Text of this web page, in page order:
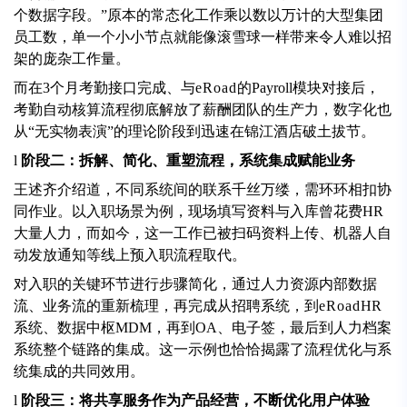
个数据字段。”原本的常态化工作乘以数以万计的大型集团
员工数，单一个小小节点就能像滚雪球一样带来令人难以招
架的庞杂工作量。
而在3个月考勤接口完成、与eRoad的Payroll模块对接后，
考勤自动核算流程彻底解放了薪酬团队的生产力，数字化也
从“无实物表演”的理论阶段到迅速在锦江酒店破土拔节。
l 阶段二：拆解、简化、重塑流程，系统集成赋能业务
王述齐介绍道，不同系统间的联系千丝万缕，需环环相扣协
同作业。以入职场景为例，现场填写资料与入库曾花费HR
大量人力，而如今，这一工作已被扫码资料上传、机器人自
动发放通知等线上预入职流程取代。
对入职的关键环节进行步骤简化，通过人力资源内部数据
流、业务流的重新梳理，再完成从招聘系统，到 eRoadHR
系统、数据中枢MDM，再到OA、电子签，最后到人力档案
系统整个链路的集成。这一示例也恰恰揭露了流程优化与系
统集成的共同效用。
l 阶段三：将共享服务作为产品经营，不断优化用户体验